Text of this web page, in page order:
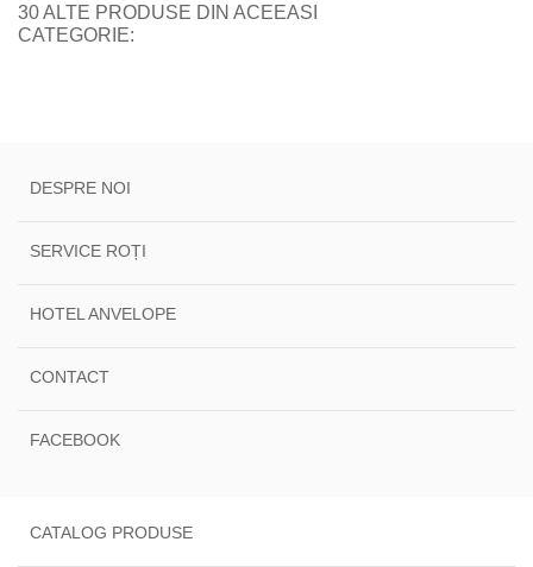
30 ALTE PRODUSE DIN ACEEASI
CATEGORIE:
DESPRE NOI
SERVICE ROȚI
HOTEL ANVELOPE
CONTACT
FACEBOOK
CATALOG PRODUSE